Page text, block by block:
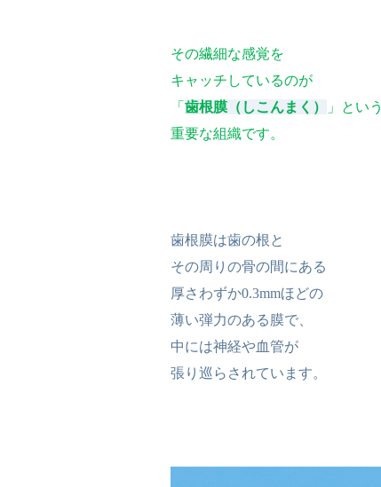
その繊細な感覚を
キャッチしているのが
「 歯根膜（しこんまく）
」という
重要な組織です。
歯根膜は歯の根と
その周りの骨の間にある
厚さわずか0.3mmほどの
薄い弾力のある膜で、
中には神経や血管が
張り巡らされています。